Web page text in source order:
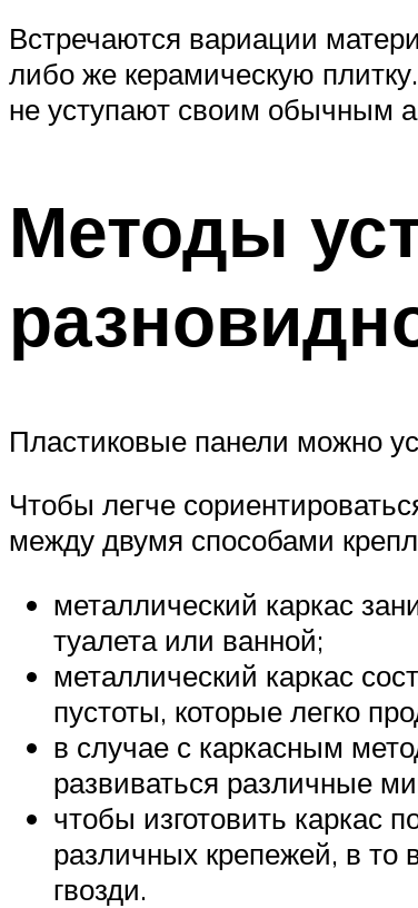
Встречаются вариации
либо же керамическую
не уступают своим обычным
Методы
Пластиковые панели можно
Чтобы легче
между двумя способами
металлический каркас
туалета или ванной;
металлический каркас
пустоты, которые легко
в случае с каркасным
развиваться различные
чтобы изготовить каркас
различных крепежей, в то
гвозди.